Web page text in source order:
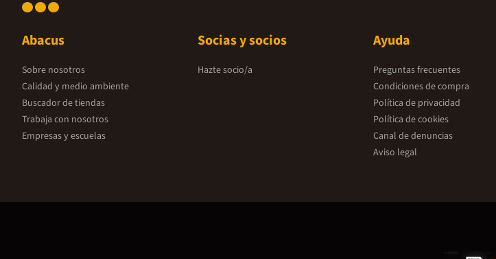
Abacus
Sobre nosotros
Calidad y medio ambiente
Buscador de tiendas
Trabaja con nosotros
Empresas y escuelas
Socias y socios
Hazte socio/a
Ayuda
Preguntas frecuentes
Condiciones de compra
Política de privacidad
Política de cookies
Canal de denuncias
Aviso legal